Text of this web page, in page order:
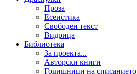
Проза
Есеистика
Свободен текст
Видрица
Библиотека
За проекта...
Авторски книги
Годишници на списанието